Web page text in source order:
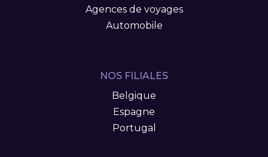
Agences de voyages
Automobile
NOS FILIALES
Belgique
Espagne
Portugal